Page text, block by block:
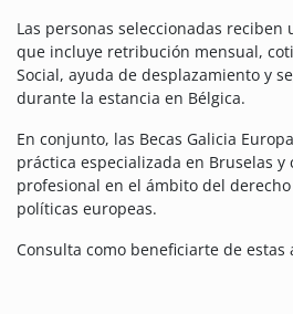
Las personas seleccionadas reciben
que incluye retribución mensual,
Social, ayuda de desplazamiento y
durante la estancia en Bélgica.
En conjunto, las Becas Galicia
práctica especializada en Bruselas
profesional en el ámbito del
políticas europeas.
Consulta como beneficiarte de